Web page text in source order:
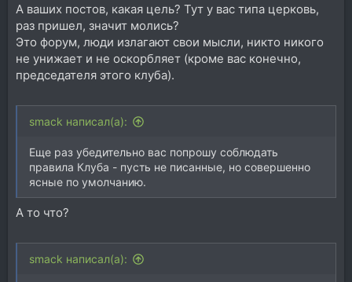
А ваших постов, какая цель? Тут у вас типа церковь,
раз пришел, значит молись?
Это форум, люди излагают свои мысли, никто никого
не унижает и не оскорбляет (кроме вас конечно,
председателя этого клуба).
smack написал(а):
Еще раз убедительно вас попрошу соблюдать
правила Клуба - пусть не писанные, но совершенно
ясные по умолчанию.
А то что?
smack написал(а):